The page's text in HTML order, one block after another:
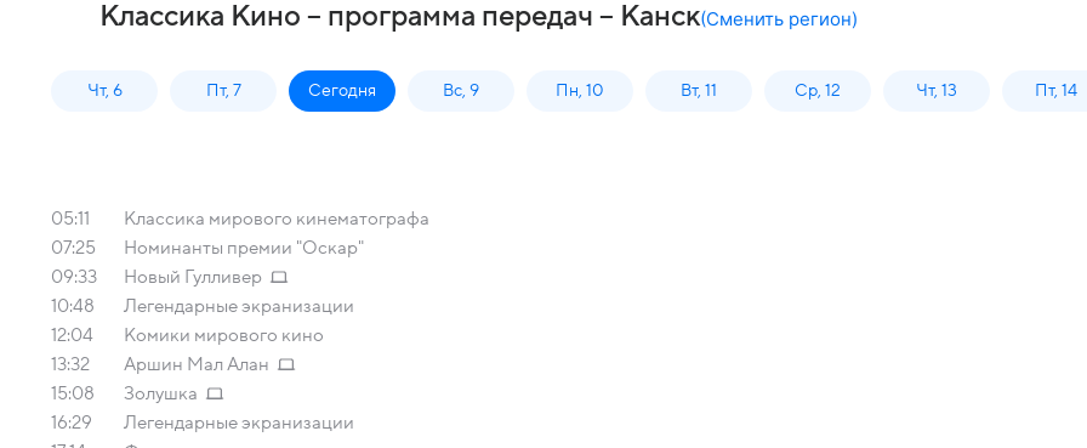
Классика Кино – программа передач – Канск(Сменить регион)
Чт, 6 Пт, 7 Сегодня Вс, 9 Пн, 10 Вт, 11 Ср, 12 Чт, 13 Пт, 14
05:11
Классика мирового кинематографа
07:25
Номинанты премии "Оскар"
09:33
Новый Гулливер
10:48
Легендарные экранизации
12:04
Комики мирового кино
13:32
Аршин Мал Алан
15:08
Золушка
16:29
Легендарные экранизации